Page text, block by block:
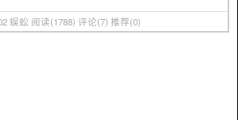
蜈蚣 阅读(1788) 评论(7) 推荐(0)